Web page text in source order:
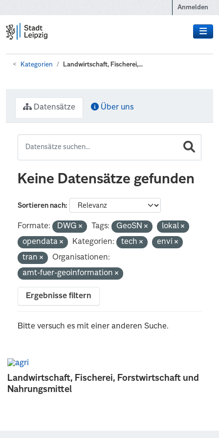
Anmelden
Kategorien Landwirtschaft, Fischerei,...
Landwirtschaft, Fischerei, Forstwirtschaft und
Nahrungsmittel
Datensätze Über uns
Keine Datensätze gefunden
Sortieren nach
Formate: DWG Tags: GeoSN
lokal
opendata
Kategorien: tech
envi
tran
Organisationen:
amt-fuer-geoinformation
Ergebnisse filtern
Bitte versuch es mit einer anderen Suche.